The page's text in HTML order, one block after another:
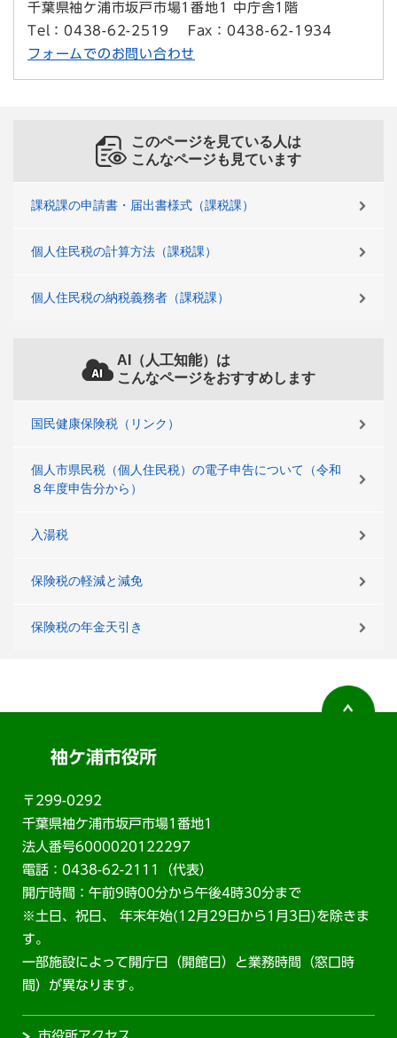
千葉県袖ケ浦市坂戸市場1番地1 中庁舎1階
Tel：0438-62-2519
Fax：0438-62-1934
フォームでのお問い合わせ
このページを見ている人は
こんなページも見ています
課税課の申請書・届出書様式（課税課）
個人住民税の計算方法（課税課）
個人住民税の納税義務者（課税課）
AI（人工知能）は
こんなページをおすすめします
国民健康保険税（リンク）
個人市県民税（個人住民税）の電子申告について（令和
８年度申告分から）
入湯税
保険税の軽減と減免
保険税の年金天引き
袖ケ浦市役所
〒299-0292
千葉県袖ケ浦市坂戸市場1番地1
法人番号6000020122297
電話：0438-62-2111（代表）
開庁時間：午前9時00分から午後4時30分まで
※土日、祝日、 年末年始(12月29日から1月3日)を除きま
す。
一部施設によって開庁日（開館日）と業務時間（窓口時
間）が異なります。